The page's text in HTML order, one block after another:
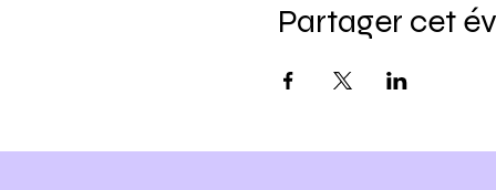
Partager cet